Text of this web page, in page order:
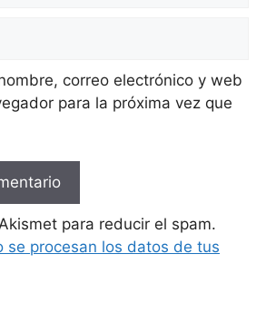
correo electrónico y web
para la próxima vez que
para reducir el spam.
se procesan los datos de tus